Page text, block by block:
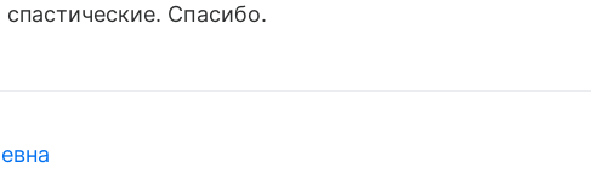
Спасибо.